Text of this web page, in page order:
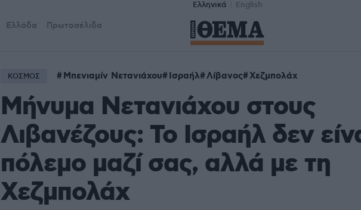
Ελληνικά English
Ελλάδα Πρωτοσέλιδα
ΚΟΣΜΟΣ Μπενιαμίν Νετανιάχου Ισραήλ Λίβανος Χεζμπολάχ
Μήνυμα Νετανιάχου στους
Λιβανέζους: Το Ισραήλ δεν
πόλεμο μαζί σας, αλλά με τη
Χεζμπολάχ